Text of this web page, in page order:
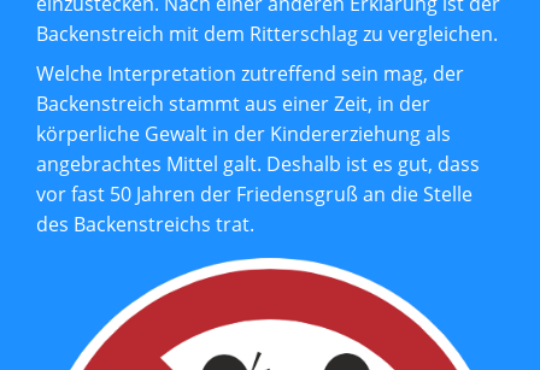
Backenstreich mit dem Ritterschlag zu vergleichen.
Welche Interpretation zutreffend sein mag, der
Backenstreich stammt aus einer Zeit, in der
körperliche Gewalt in der Kindererziehung als
angebrachtes Mittel galt. Deshalb ist es gut, dass
vor fast 50 Jahren der Friedensgruß an die Stelle
des Backenstreichs trat.